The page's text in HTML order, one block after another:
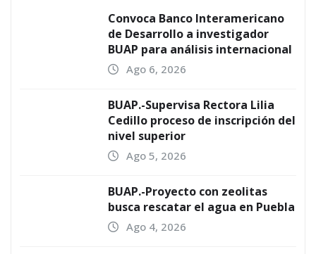
Convoca Banco Interamericano
de Desarrollo a investigador
BUAP para análisis internacional
Ago 6, 2026
BUAP.-Supervisa Rectora Lilia
Cedillo proceso de inscripción del
nivel superior
Ago 5, 2026
BUAP.-Proyecto con zeolitas
busca rescatar el agua en Puebla
Ago 4, 2026